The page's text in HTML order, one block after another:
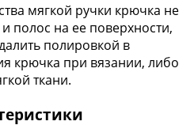
мягкой ручки крючка не
полос на ее поверхности,
полировкой в
крючка при вязании, либо
ткани.